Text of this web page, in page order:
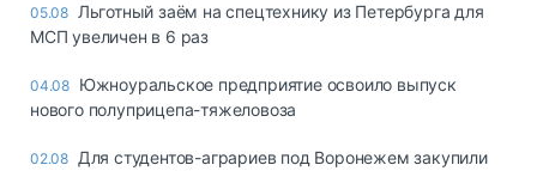
05.08 Льготный заём на спецтехнику из Петербурга для
МСП увеличен в 6 раз
04.08 Южноуральское предприятие освоило выпуск
нового полуприцепа-тяжеловоза
02.08 Для студентов-аграриев под Воронежем закупили